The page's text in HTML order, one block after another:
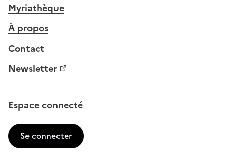
Myriathèque
À propos
Contact
Newsletter
Espace connecté
Se connecter